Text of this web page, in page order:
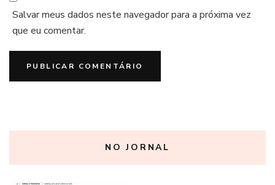
Salvar meus dados neste navegador para a próxima vez
que eu comentar.
NO JORNAL